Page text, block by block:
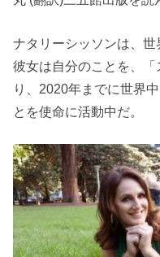
ナタリーシッソンは、世
彼女は自分のことを、
り、2020年までに世界
とを使命に活動中だ。